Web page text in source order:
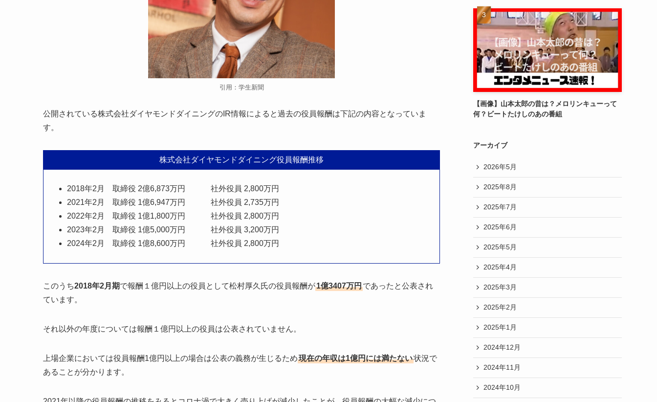
引用：学生新聞
公開されている株式会社ダイヤモンドダイニングのIR情報によると過去の役員報酬は下記の内容となっていま
す。
株式会社ダイヤモンドダイニング役員報酬推移
2018年2月 取締役 2億6,873万円
社外役員 2,800万円
2021年2月 取締役 1億6,947万円 社外役員 2,735万円
2022年2月 取締役 1億1,800万円 社外役員 2,800万円
2023年2月 取締役 1億5,000万円 社外役員 3,200万円
2024年2月 取締役 1億8,600万円 社外役員 2,800万円
このうち2018年2月期で報酬１億円以上の役員として松村厚久氏の役員報酬が1億3407万円であったと公表され
ています。
それ以外の年度については報酬１億円以上の役員は公表されていません。
上場企業においては役員報酬1億円以上の場合は公表の義務が生じるため現在の年収は1億円には満たない状況で
あることが分かります。
【画像】山本太郎の昔は？メロリンキューって
何？ビートたけしのあの番組
アーカイブ
2026年5月
2025年8月
2025年7月
2025年6月
2025年5月
2025年4月
2025年3月
2025年2月
2025年1月
2024年12月
2024年11月
2024年10月